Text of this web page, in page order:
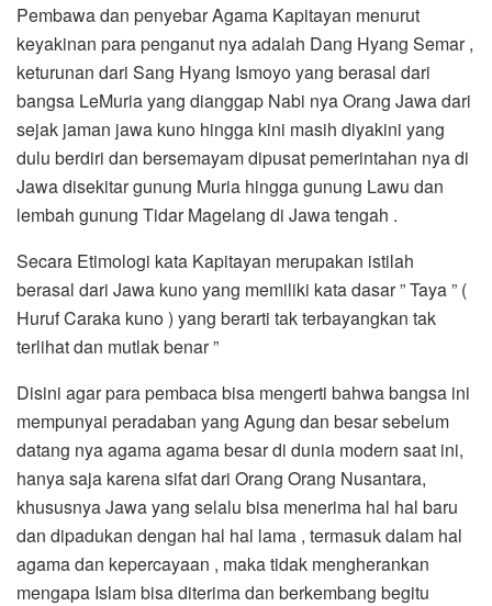
Pembawa dan penyebar Agama Kapitayan menurut
keyakinan para penganut nya adalah Dang Hyang Semar ,
keturunan dari Sang Hyang Ismoyo yang berasal dari
bangsa LeMuria yang dianggap Nabi nya Orang Jawa dari
sejak jaman jawa kuno hingga kini masih diyakini yang
dulu berdiri dan bersemayam dipusat pemerintahan nya di
Jawa disekitar gunung Muria hingga gunung Lawu dan
lembah gunung Tidar Magelang di Jawa tengah .
Secara Etimologi kata Kapitayan merupakan istilah
berasal dari Jawa kuno yang memiliki kata dasar ” Taya ” (
Huruf Caraka kuno ) yang berarti tak terbayangkan tak
terlihat dan mutlak benar ”
Disini agar para pembaca bisa mengerti bahwa bangsa ini
mempunyai peradaban yang Agung dan besar sebelum
datang nya agama agama besar di dunia modern saat ini,
hanya saja karena sifat dari Orang Orang Nusantara,
khususnya Jawa yang selalu bisa menerima hal hal baru
dan dipadukan dengan hal hal lama , termasuk dalam hal
agama dan kepercayaan , maka tidak mengherankan
mengapa Islam bisa diterima dan berkembang begitu